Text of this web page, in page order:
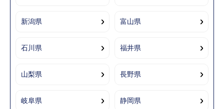
新潟県 富山県
石川県 福井県
山梨県 長野県
岐阜県 静岡県